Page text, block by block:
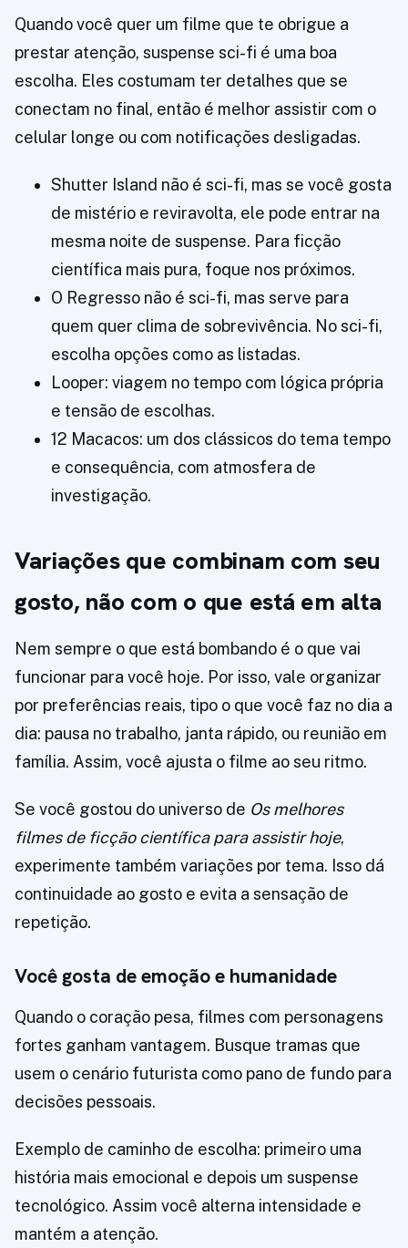
Quando você quer um filme que te obrigue a
prestar atenção, suspense sci-fi é uma boa
escolha. Eles costumam ter detalhes que se
conectam no final, então é melhor assistir com o
celular longe ou com notificações desligadas.
Shutter Island não é sci-fi, mas se você gosta
de mistério e reviravolta, ele pode entrar na
mesma noite de suspense. Para ficção
científica mais pura, foque nos próximos.
O Regresso não é sci-fi, mas serve para
quem quer clima de sobrevivência. No sci-fi,
escolha opções como as listadas.
Looper: viagem no tempo com lógica própria
e tensão de escolhas.
12 Macacos: um dos clássicos do tema tempo
e consequência, com atmosfera de
investigação.
Variações que combinam com seu
gosto, não com o que está em alta
Nem sempre o que está bombando é o que vai
funcionar para você hoje. Por isso, vale organizar
por preferências reais, tipo o que você faz no dia a
dia: pausa no trabalho, janta rápido, ou reunião em
família. Assim, você ajusta o filme ao seu ritmo.
Se você gostou do universo de Os melhores
filmes de ficção científica para assistir hoje,
experimente também variações por tema. Isso dá
continuidade ao gosto e evita a sensação de
repetição.
Você gosta de emoção e humanidade
Quando o coração pesa, filmes com personagens
fortes ganham vantagem. Busque tramas que
usem o cenário futurista como pano de fundo para
decisões pessoais.
Exemplo de caminho de escolha: primeiro uma
história mais emocional e depois um suspense
tecnológico. Assim você alterna intensidade e
mantém a atenção.